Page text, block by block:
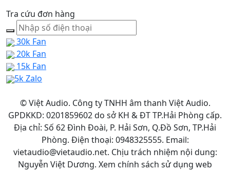
Tra cứu đơn hàng
30k Fan
20k Fan
15k Fan
5k Zalo
© Việt Audio. Công ty TNHH âm thanh Việt Audio.
GPDKKD: 0201859602 do sở KH & ĐT TP.Hải Phòng cấp.
Địa chỉ: Số 62 Đình Đoài, P. Hải Sơn, Q.Đồ Sơn, TP.Hải
Phòng. Điện thoại: 0948325555. Email:
vietaudio@vietaudio.net. Chịu trách nhiệm nội dung:
Nguyễn Việt Dương. Xem chính sách sử dụng web